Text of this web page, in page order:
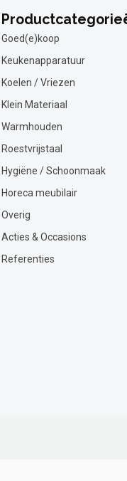
Goed(e)koop
Keukenapparatuur
Koelen / Vriezen
Klein Materiaal
Warmhouden
Roestvrijstaal
Hygiëne / Schoonmaak
Horeca meubilair
Overig
Acties & Occasions
Referenties